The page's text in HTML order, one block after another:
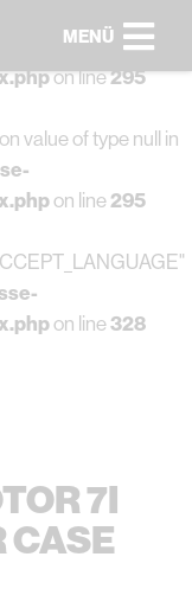
www/vhosts/sse-
on line295
value of type null in
on line295
on line328
MENÜ
7I
CASE